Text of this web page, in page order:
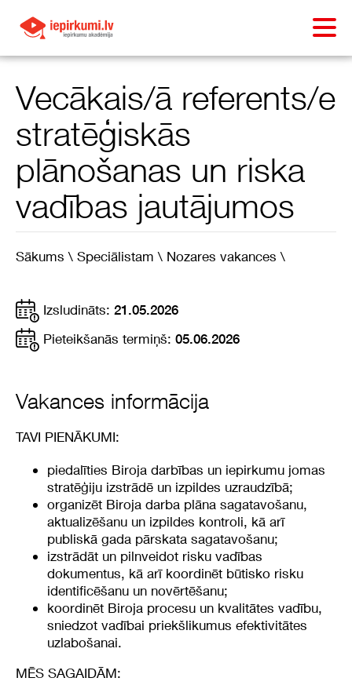
Vecākais/ā referents/e
stratēģiskās
plānošanas un riska
vadības jautājumos
Sākums \ Speciālistam \ Nozares vakances \
Izsludināts: 21.05.2026
Pieteikšanās termiņš: 05.06.2026
Vakances informācija
TAVI PIENĀKUMI:
piedalīties Biroja darbības un iepirkumu jomas
stratēģiju izstrādē un izpildes uzraudzībā;
organizēt Biroja darba plāna sagatavošanu,
aktualizēšanu un izpildes kontroli, kā arī
publiskā gada pārskata sagatavošanu;
izstrādāt un pilnveidot risku vadības
dokumentus, kā arī koordinēt būtisko risku
identificēšanu un novērtēšanu;
koordinēt Biroja procesu un kvalitātes vadību,
sniedzot vadībai priekšlikumus efektivitātes
uzlabošanai.
MĒS SAGAIDĀM: